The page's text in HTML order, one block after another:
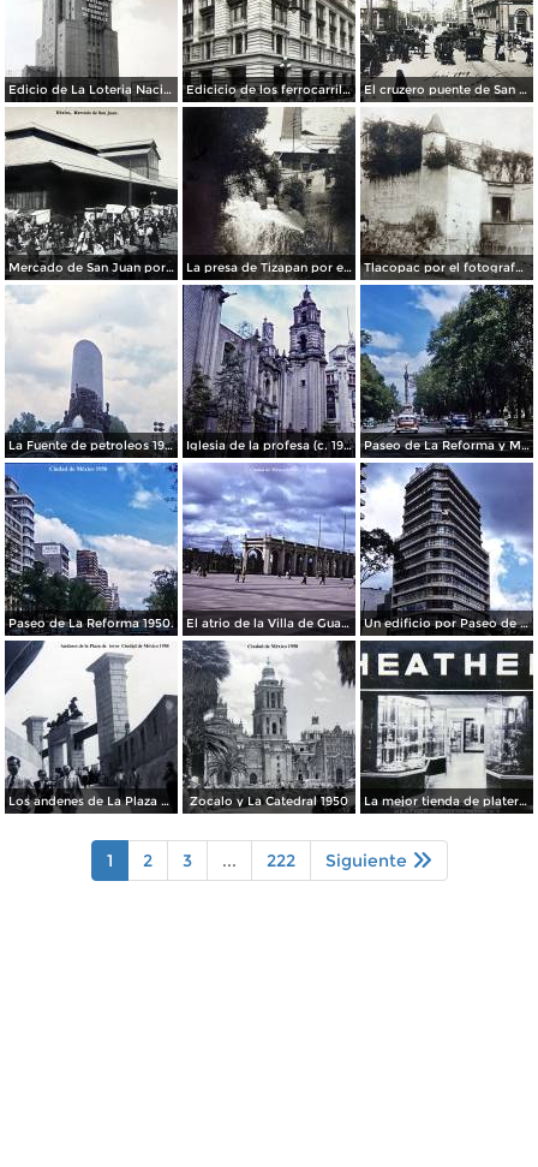
Edicio de La Loteria Nacional Ciudad de México Abril de 1964 Edicicio de los ferrocarriles. El cruzero puente de San Francisco y Guardiola por el fotografo Felix Miret.
Mercado de San Juan por el fotografo Felix Miret La presa de Tizapan por el fotografo Fernando Kososky. ( Circulada el 22 de Diembre de 1910 ). Tlacopac por el fotografo Hugo Brehme.
La Fuente de petroleos 1950. Iglesia de la profesa (c. 1950) Paseo de La Reforma y Mto a La Independencia 1950
Paseo de La Reforma 1950. El atrio de la Villa de Guadalupe 1950. Un edificio por Paseo de La Reforma 1950
Los andenes de La Plaza de toros Ciudad de México 1950 Zocalo y La Catedral 1950 La mejor tienda de plateria.
1 2 3 ... 222 Siguiente